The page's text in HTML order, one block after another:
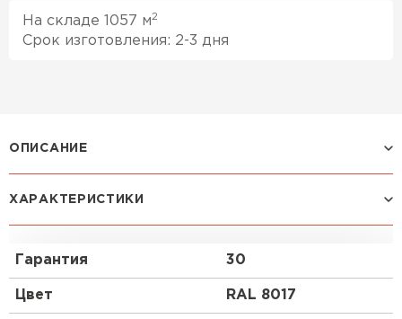
На складе 1057 м 2
Срок изготовления: 2-3 дня
ОПИСАНИЕ
20-8017-0,5) часто используется в Москве для
Общая толщина стальной основы с цинковым и
полимерным покрытием — 0.5 мм.Проходя
приобретает рисунок из повторяющихся волн.
ХАРАКТЕРИСТИКИ
Гарантия 30
Цвет RAL 8017